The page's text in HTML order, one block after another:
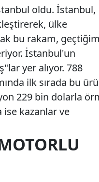
oldu. İstanbul,
ülke
bu rakam,
İstanbul'un
yer alıyor. 788
ilk sırada bu
229 bin dolarla
ise kazanlar ve